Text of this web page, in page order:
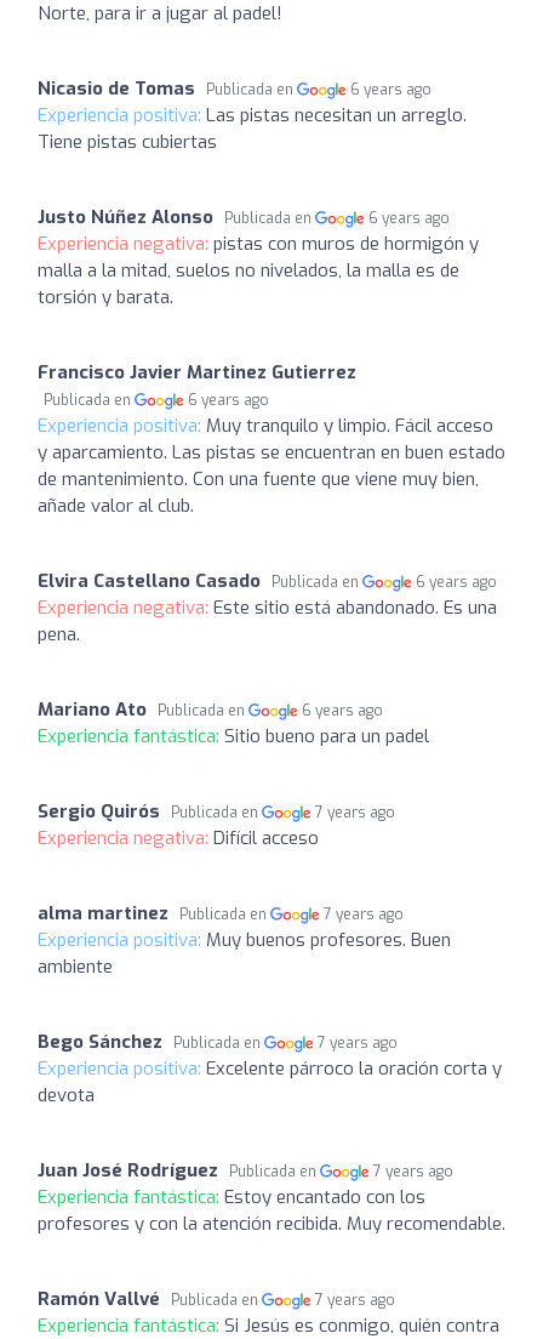
Norte, para ir a jugar al padel!
Nicasio de Tomas Publicada en 6 years ago
Experiencia positiva: Las pistas necesitan un arreglo.
Tiene pistas cubiertas
Justo Núñez Alonso Publicada en 6 years ago
Experiencia negativa: pistas con muros de hormigón y
malla a la mitad, suelos no nivelados, la malla es de
torsión y barata.
Francisco Javier Martinez Gutierrez
Publicada en 6 years ago
Experiencia positiva: Muy tranquilo y limpio. Fácil acceso
y aparcamiento. Las pistas se encuentran en buen estado
de mantenimiento. Con una fuente que viene muy bien,
añade valor al club.
Elvira Castellano Casado Publicada en 6 years ago
Experiencia negativa: Este sitio está abandonado. Es una
pena.
Mariano Ato Publicada en 6 years ago
Experiencia fantástica: Sitio bueno para un padel
Sergio Quirós Publicada en 7 years ago
Experiencia negativa: Difícil acceso
alma martinez Publicada en 7 years ago
Experiencia positiva: Muy buenos profesores. Buen
ambiente
Bego Sánchez Publicada en 7 years ago
Experiencia positiva: Excelente párroco la oración corta y
devota
Juan José Rodríguez Publicada en 7 years ago
Experiencia fantástica: Estoy encantado con los
profesores y con la atención recibida. Muy recomendable.
Ramón Vallvé Publicada en 7 years ago
Experiencia fantástica: Si Jesús es conmigo, quién contra